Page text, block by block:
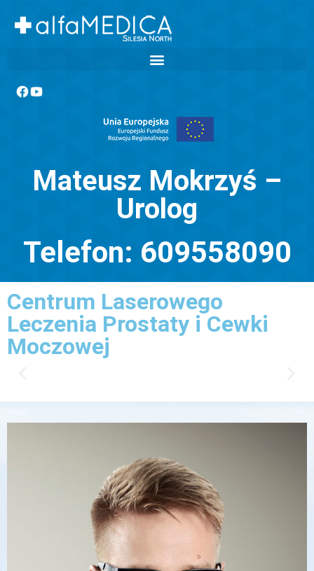
Mateusz Mokrzyś –
Urolog
Telefon: 609558090
Centrum Laserowego
Leczenia Prostaty i Cewki
Moczowej